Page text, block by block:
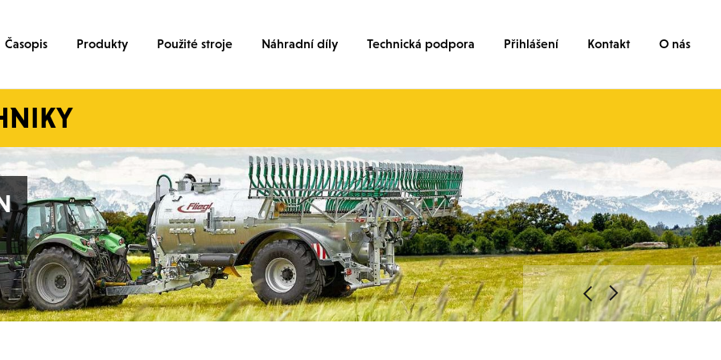
Časopis Produkty Použité stroje Náhradní díly Technická podpora Přihlášení Kontakt O nás
SERVISU